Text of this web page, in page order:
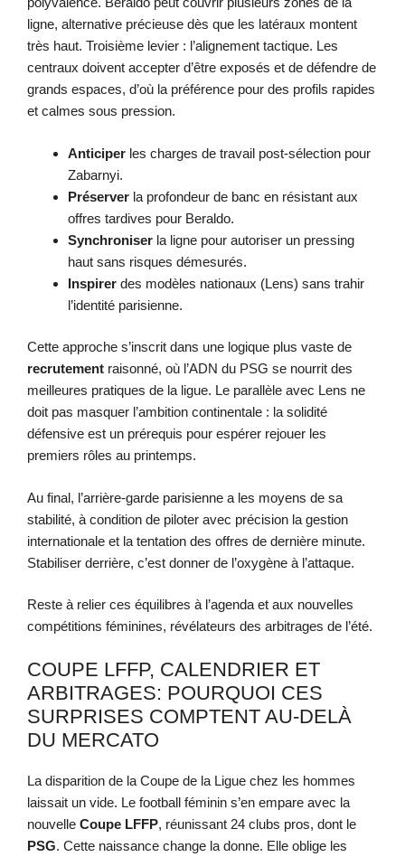
ligne, alternative précieuse dès que les latéraux montent
très haut. Troisième levier : l’alignement tactique. Les
centraux doivent accepter d’être exposés et de défendre de
grands espaces, d’où la préférence pour des profils rapides
et calmes sous pression.
Anticiper les charges de travail post-sélection pour
Zabarnyi.
Préserver la profondeur de banc en résistant aux
offres tardives pour Beraldo.
Synchroniser la ligne pour autoriser un pressing
haut sans risques démesurés.
Inspirer des modèles nationaux (Lens) sans trahir
l’identité parisienne.
Cette approche s’inscrit dans une logique plus vaste de
recrutement raisonné, où l’ADN du PSG se nourrit des
meilleures pratiques de la ligue. Le parallèle avec Lens ne
doit pas masquer l’ambition continentale : la solidité
défensive est un prérequis pour espérer rejouer les
premiers rôles au printemps.
Au final, l’arrière-garde parisienne a les moyens de sa
stabilité, à condition de piloter avec précision la gestion
internationale et la tentation des offres de dernière minute.
Stabiliser derrière, c’est donner de l’oxygène à l’attaque.
Reste à relier ces équilibres à l’agenda et aux nouvelles
compétitions féminines, révélateurs des arbitrages de l’été.
COUPE LFFP, CALENDRIER ET
ARBITRAGES: POURQUOI CES
SURPRISES COMPTENT AU-DELÀ
DU MERCATO
La disparition de la Coupe de la Ligue chez les hommes
laissait un vide. Le football féminin s’en empare avec la
nouvelle Coupe LFFP, réunissant 24 clubs pros, dont le
PSG. Cette naissance change la donne. Elle oblige les